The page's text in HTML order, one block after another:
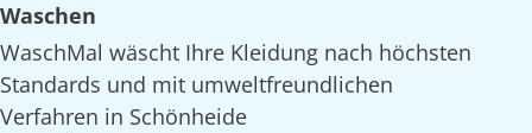
Waschen
WaschMal wäscht Ihre Kleidung nach höchsten
Standards und mit umweltfreundlichen
Verfahren in Schönheide